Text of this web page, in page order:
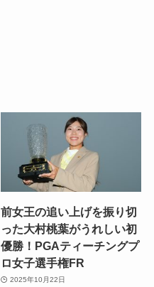
前女王の追い上げを振り切
った大村桃葉がうれしい初
優勝！PGAティーチングプ
ロ女子選手権FR
2025年10月22日